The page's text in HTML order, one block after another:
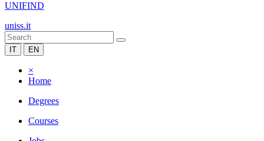
UNIFIND
uniss.it
IT EN
×
Home
Degrees
Courses